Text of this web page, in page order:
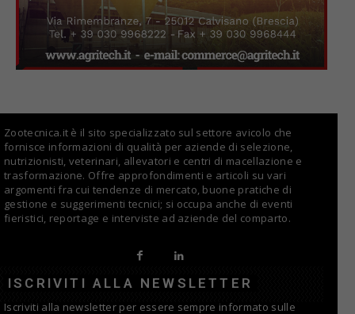
Zootecnica.it è il sito specializzato sul settore avicolo che
fornisce informazioni di qualità per aziende di selezione,
nutrizionisti, veterinari, allevatori e centri di macellazione e
trasformazione. Offre approfondimenti e articoli su vari
argomenti fra cui tendenze di mercato, buone pratiche di
gestione e suggerimenti tecnici; si occupa anche di eventi
fieristici, reportage e interviste ad aziende del comparto.
ISCRIVITI ALLA NEWSLETTER
Iscriviti alla newsletter per essere sempre informato sulle